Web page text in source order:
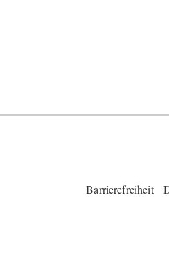
Barrierefreiheit